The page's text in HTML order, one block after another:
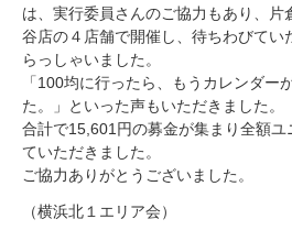
は、実行委員さんのご協力もあり、片
谷店の４店舗で開催し、待ちわびてい
らっしゃいました。
「100均に行ったら、もうカレンダー
た。」といった声もいただきました。
合計で15,601円の募金が集まり全額
ていただきました。
ご協力ありがとうございました。
（横浜北１エリア会）